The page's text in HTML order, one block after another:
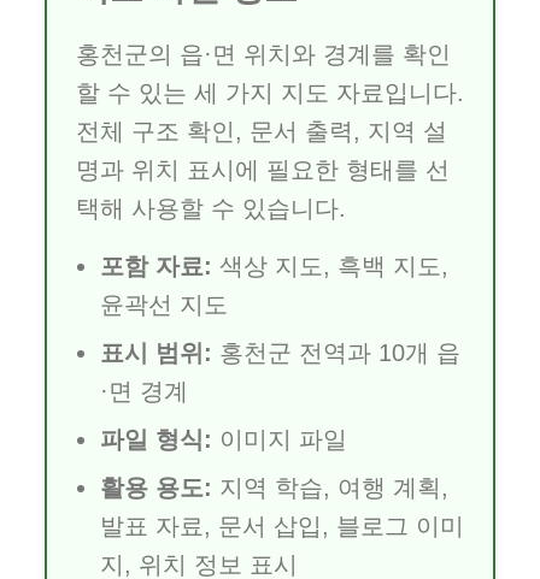
홍천군의 읍·면 위치와 경계를 확인
할 수 있는 세 가지 지도 자료입니다.
전체 구조 확인, 문서 출력, 지역 설
명과 위치 표시에 필요한 형태를 선
택해 사용할 수 있습니다.
포함 자료: 색상 지도, 흑백 지도,
윤곽선 지도
표시 범위: 홍천군 전역과 10개 읍
·면 경계
파일 형식: 이미지 파일
활용 용도: 지역 학습, 여행 계획,
발표 자료, 문서 삽입, 블로그 이미
지, 위치 정보 표시